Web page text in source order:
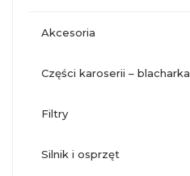
akcesoria
części karoserii – blacharka
filtry
silnik i osprzęt